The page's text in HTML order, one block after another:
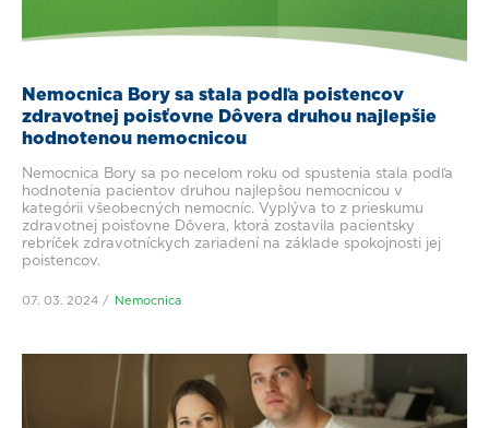
Nemocnica Bory sa stala podľa poistencov
zdravotnej poisťovne Dôvera druhou najlepšie
hodnotenou nemocnicou
Nemocnica Bory sa po necelom roku od spustenia stala podľa
hodnotenia pacientov druhou najlepšou nemocnicou v
kategórii všeobecných nemocníc. Vyplýva to z prieskumu
zdravotnej poisťovne Dôvera, ktorá zostavila pacientsky
rebríček zdravotníckych zariadení na základe spokojnosti jej
poistencov.
07. 03. 2024 Nemocnica